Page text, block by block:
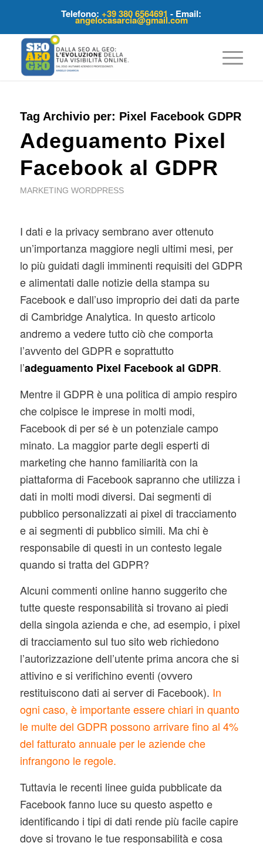
Telefono:+39 380 6564691 - Email:
angelocasarcia@gmail.com
Tag Archivio per: Pixel Facebook GDPR
Adeguamento Pixel
Facebook al GDPR
MARKETING WORDPRESS
I dati e la privacy sembrano aver ottenuto
un’importanza maggiore negli ultimi mesi, per
lo più guidati dagli imminenti requisiti del GDPR
e alimentati dalle notizie della stampa su
Facebook e dall’uso improprio dei dati da parte
di Cambridge Analytica. In questo articolo
andremo a vedere tutto ciò che comporta
l’avvento del GDPR e soprattutto
l’adeguamento Pixel Facebook al GDPR.
Mentre il GDPR è una politica di ampio respiro
che colpisce le imprese in molti modi,
Facebook di per sé è un potenziale campo
minato. La maggior parte degli esperti di
marketing che hanno familiarità con la
piattaforma di Facebook sapranno che utilizza i
dati in molti modi diversi. Dai segmenti di
pubblico personalizzati ai pixel di tracciamento
e ai segmenti di pubblico simili. Ma chi è
responsabile di questi in un contesto legale
quando si tratta del GDPR?
Alcuni commenti online hanno suggerito che
tutte queste responsabilità si trovano ai piedi
della singola azienda e che, ad esempio, i pixel
di tracciamento sul tuo sito web richiedono
l’autorizzazione dell’utente prima ancora che si
attivino e si verifichino eventi (ovvero
restituiscono dati ai server di Facebook). In
ogni caso, è importante essere chiari in quanto
le multe del GDPR possono arrivare fino al 4%
del fatturato annuale per le aziende che
infrangono le regole.
Tuttavia le recenti linee guida pubblicate da
Facebook fanno luce su questo aspetto e
identificando i tipi di dati rende più facile capire
dove si trovano le tue responsabilità e cosa